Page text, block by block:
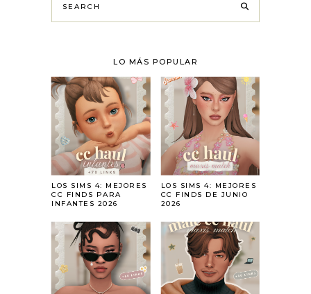
LO MÁS POPULAR
LOS SIMS 4: MEJORES
CC FINDS PARA
INFANTES 2026
LOS SIMS 4: MEJORES
CC FINDS DE JUNIO
2026